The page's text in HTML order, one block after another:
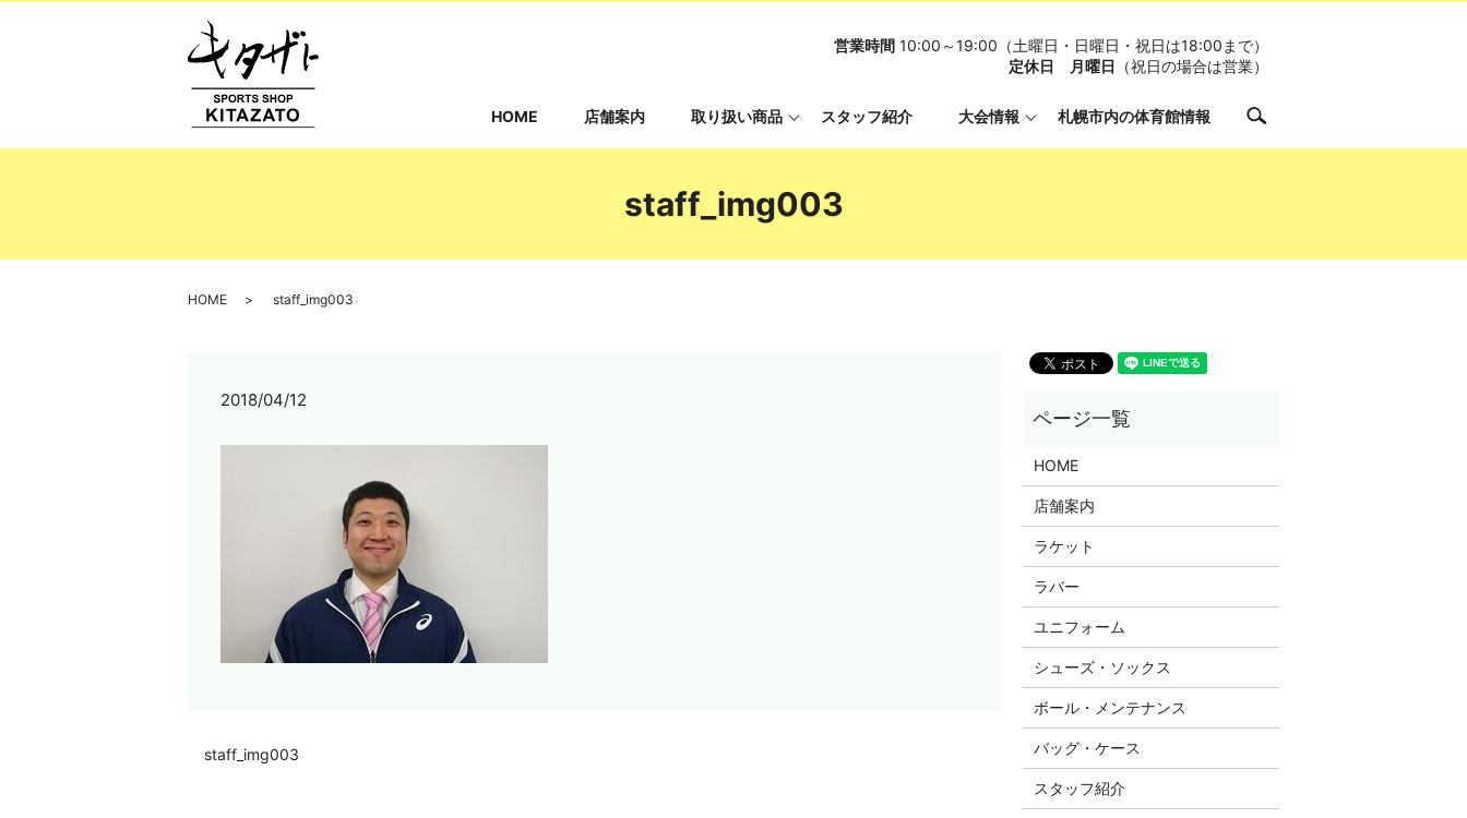
営業時間 10:00～19:00（土曜日・日曜日・祝日は18:00まで）
定休日 月曜日
（祝日の場合は営業）
HOME 店舗案内 取り扱い商品 スタッフ紹介 大会情報 札幌市内の体育館情報 search
staff_img003
HOME staff_img003
2018/04/12
staff_img003
HOME
店舗案内
ラケット
ラバー
ユニフォーム
シューズ・ソックス
ボール・メンテナンス
バッグ・ケース
スタッフ紹介